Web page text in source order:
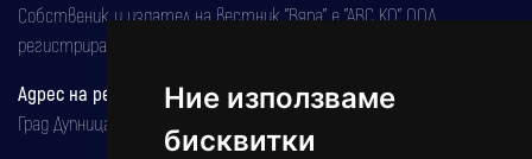
Ние използваме
бисквитки
Собственик и издател на вестник "Вяра" е "АВС КО" ООД,
регистрирана на 08.05.2002 година.
Адрес на редакцията
Град Дупница, ул.''Христо Ботев" 43